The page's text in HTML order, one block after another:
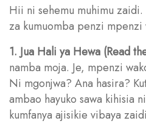
Hii ni sehemu muhimu zaidi.
za kumuomba penzi mpenzi
1. Jua Hali ya Hewa (Read
namba moja. Je, mpenzi
Ni mgonjwa? Ana hasira?
ambao hayuko sawa kihisia
kumfanya ajisikie vibaya